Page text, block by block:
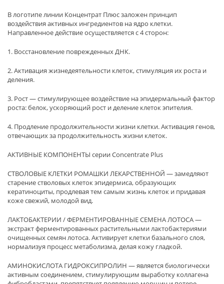
В логотипе линии Концентрат Плюс заложен принцип
воздействия активных ингредиентов на ядро клетки.
Направленное действие осуществляется с 4 сторон:
1. Восстановление поврежденных ДНК.
2. Активация жизнедеятельности клеток, стимуляция их роста и
деления.
3. Рост — стимулирующее воздействие на эпидермальный фактор
роста: белок, ускоряющий рост и деление клеток эпителия.
4. Продление продолжительности жизни клетки. Активация генов,
отвечающих за продолжительность жизни клеток.
АКТИВНЫЕ КОМПОНЕНТЫ серии Concentrate Plus
СТВОЛОВЫЕ КЛЕТКИ РОМАШКИ ЛЕКАРСТВЕННОЙ — замедляют
старение стволовых клеток эпидермиса, образующих
кератиноциты, продлевая тем самым жизнь клеток и придавая
коже свежий, молодой вид.
ЛАКТОБАКТЕРИИ / ФЕРМЕНТИРОВАННЫЕ СЕМЕНА ЛОТОСА —
экстракт ферментированных растительными лактобактериями
очищенных семян лотоса. Активирует клетки базального слоя,
нормализуя процесс метаболизма, делая кожу гладкой.
АМИНОКИСЛОТА ГИДРОКСИПРОЛИН — является биологически
активным соединением, стимулирующим выработку коллагена